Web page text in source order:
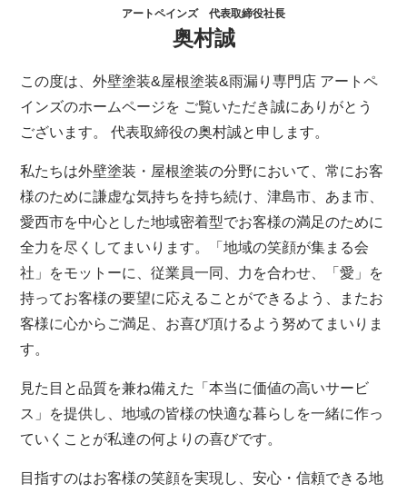
アートペインズ 代表取締役社長
奥村誠
この度は、外壁塗装&屋根塗装&雨漏り専門店 アートペ
インズのホームページを ご覧いただき誠にありがとう
ございます。 代表取締役の奥村誠と申します。
私たちは外壁塗装・屋根塗装の分野において、常にお客
様のために謙虚な気持ちを持ち続け、津島市、あま市、
愛西市を中心とした地域密着型でお客様の満足のために
全力を尽くしてまいります。「地域の笑顔が集まる会
社」をモットーに、従業員一同、力を合わせ、「愛」を
持ってお客様の要望に応えることができるよう、またお
客様に心からご満足、お喜び頂けるよう努めてまいりま
す。
見た目と品質を兼ね備えた「本当に価値の高いサービ
ス」を提供し、地域の皆様の快適な暮らしを一緒に作っ
ていくことが私達の何よりの喜びです。
目指すのはお客様の笑顔を実現し、安心・信頼できる地